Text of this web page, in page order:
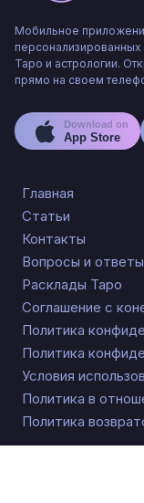
Мобильное
Таро и астрологии.
прямо на своем
Download on
App Store
Главная
Статьи
Контакты
Вопросы и ответы
Расклады Таро
Соглашение с
Политика
Политика
Условия
Политика в
Политика